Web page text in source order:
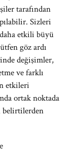
tarafından
Sizleri
etkili büyü
göz ardı
değişimler,
ve farklı
etkileri
ortak noktada
belirtilerden